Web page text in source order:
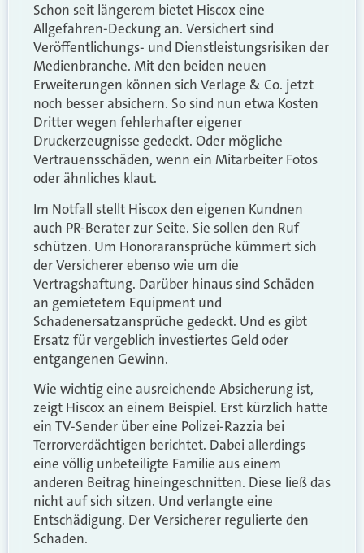
Schon seit längerem bietet Hiscox eine
Allgefahren-Deckung an. Versichert sind
Veröffentlichungs- und Dienstleistungsrisiken der
Medienbranche. Mit den beiden neuen
Erweiterungen können sich Verlage & Co. jetzt
noch besser absichern. So sind nun etwa Kosten
Dritter wegen fehlerhafter eigener
Druckerzeugnisse gedeckt. Oder mögliche
Vertrauensschäden, wenn ein Mitarbeiter Fotos
oder ähnliches klaut.
Im Notfall stellt Hiscox den eigenen Kundnen
auch PR-Berater zur Seite. Sie sollen den Ruf
schützen. Um Honoraransprüche kümmert sich
der Versicherer ebenso wie um die
Vertragshaftung. Darüber hinaus sind Schäden
an gemietetem Equipment und
Schadenersatzansprüche gedeckt. Und es gibt
Ersatz für vergeblich investiertes Geld oder
entgangenen Gewinn.
Wie wichtig eine ausreichende Absicherung ist,
zeigt Hiscox an einem Beispiel. Erst kürzlich hatte
ein TV-Sender über eine Polizei-Razzia bei
Terrorverdächtigen berichtet. Dabei allerdings
eine völlig unbeteiligte Familie aus einem
anderen Beitrag hineingeschnitten. Diese ließ das
nicht auf sich sitzen. Und verlangte eine
Entschädigung. Der Versicherer regulierte den
Schaden.